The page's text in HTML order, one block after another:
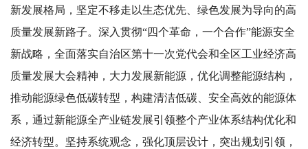
新发展格局，坚定不移走以生态优先、绿色发展为导向的高
质量发展新路子。深入贯彻“四个革命，一个合作”能源安全
新战略，全面落实自治区第十一次党代会和全区工业经济高
质量发展大会精神，大力发展新能源，优化调整能源结构，
推动能源绿色低碳转型，构建清洁低碳、安全高效的能源体
系，通过新能源全产业链发展引领整个产业体系结构优化和
经济转型。坚持系统观念，强化顶层设计，突出规划引领，